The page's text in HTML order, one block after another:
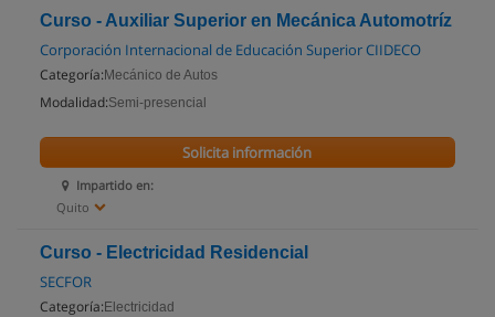
Curso - Auxiliar Superior en Mecánica Automotríz
Corporación Internacional de Educación Superior CIIDECO
Categoría: Mecánico de Autos
Modalidad:Semi-presencial
Impartido en:
Quito
Solicita información
Curso - Electricidad Residencial
SECFOR
Categoría: Electricidad